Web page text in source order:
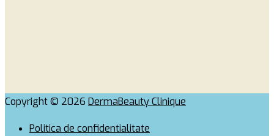
Copyright © 2026 DermaBeauty Clinique
Politica de confidentialitate